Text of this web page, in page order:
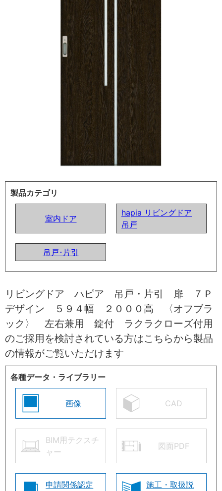
製品カテゴリ
室内ドア
hapia リビングドア
吊戸
吊戸･片引
リビングドア ハピア 吊戸・片引 扉 ７Ｐ
デザイン ５９４幅 ２０００高 〈オフブラ
ック〉 左右兼用 錠付 ラクラクローズ付用
のご採用を検討されている方はこちらから製品
の情報がご覧いただけます
各種データ・ライブラリー
画像 CAD
BIM用テクスチ
ャー
図面PDF
申請関係認定
施工・取扱説